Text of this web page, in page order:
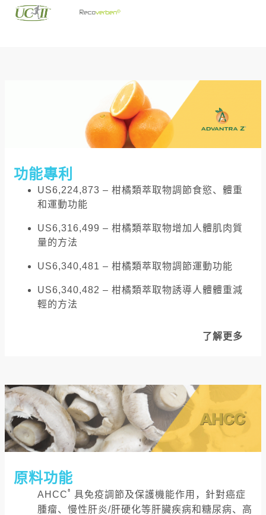
功能專利
US6,224,873 – 柑橘類萃取物調節食慾、體重
和運動功能
US6,316,499 – 柑橘類萃取物增加人體肌肉質
量的方法
US6,340,481 – 柑橘類萃取物調節運動功能
US6,340,482 – 柑橘類萃取物誘導人體體重減
輕的方法
了解更多
原料功能
AHCC® 具免疫調節及保護機能作用，針對癌症
腫瘤、慢性肝炎/肝硬化等肝臟疾病和糖尿病、高